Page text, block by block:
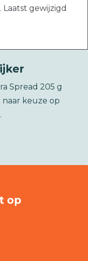
. Laatst gewijzigd
Spread 205 g
keuze op
op